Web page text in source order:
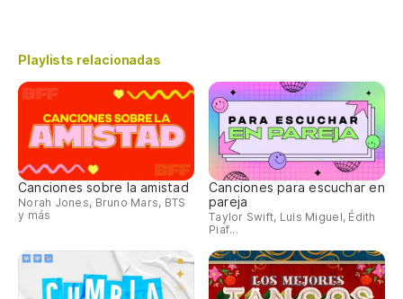
Playlists relacionadas
Canciones sobre la amistad
Norah Jones, Bruno Mars, BTS
y más
Canciones para escuchar en
pareja
Taylor Swift, Luis Miguel, Édith
Piaf...